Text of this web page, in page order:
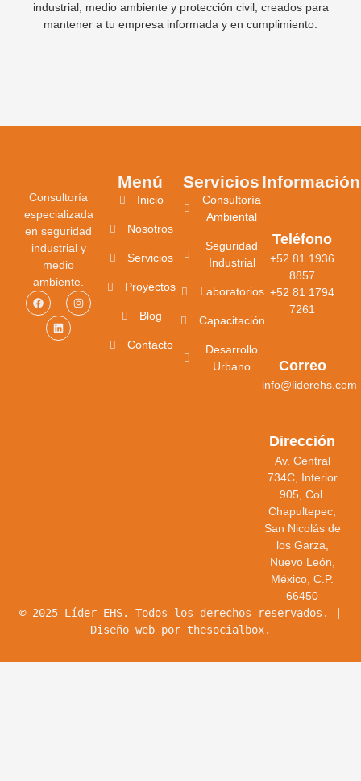
industrial, medio ambiente y protección civil, creados para
mantener a tu empresa informada y en cumplimiento.
Consultoría
especializada
en seguridad
industrial y
medio
ambiente.
Menú
Inicio
Nosotros
Servicios
Proyectos
Blog
Contacto
Servicios
Consultoría
Ambiental
Seguridad
Industrial
Laboratorios
Capacitación
Desarrollo
Urbano
Información
Teléfono
+52 81 1936
8857
+52 81 1794
7261
Correo
info@liderehs.com
Dirección
Av. Central
734C, Interior
905, Col.
Chapultepec,
San Nicolás de
los Garza,
Nuevo León,
México, C.P.
66450
© 2025 Líder EHS. Todos los derechos reservados. |
Diseño web por thesocialbox.